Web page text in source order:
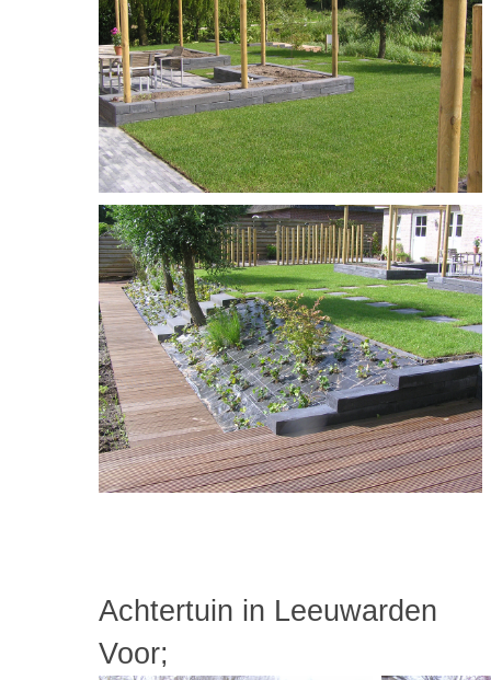
Achtertuin in Leeuwarden
Voor;